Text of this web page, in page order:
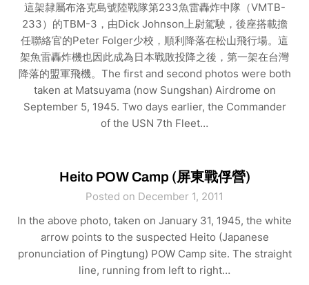
這架隸屬布洛克島號陸戰隊第233魚雷轟炸中隊（VMTB-
233）的TBM-3，由Dick Johnson上尉駕駛，後座搭載擔
任聯絡官的Peter Folger少校，順利降落在松山飛行場。這
架魚雷轟炸機也因此成為日本戰敗投降之後，第一架在台灣
降落的盟軍飛機。The first and second photos were both
taken at Matsuyama (now Sungshan) Airdrome on
September 5, 1945. Two days earlier, the Commander
of the USN 7th Fleet…
Heito POW Camp (屏東戰俘營)
Posted on December 1, 2011
In the above photo, taken on January 31, 1945, the white
arrow points to the suspected Heito (Japanese
pronunciation of Pingtung) POW Camp site. The straight
line, running from left to right…